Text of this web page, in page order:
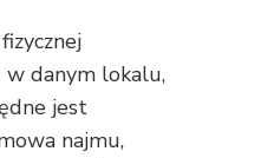
w danym lokalu,
jest
najmu,